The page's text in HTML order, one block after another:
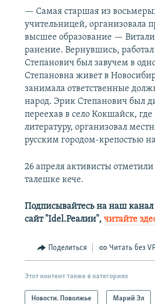
— Самая старшая из
учительницей, организовала
высшее образование —
ранение. Вернувшись,
Степанович был завучем в
Степановна живет в
занимала ответственные
народ. Эрик Степанович был
переехав в село Кокшайск,
литературу, организовал
русским городом-крепостью
26 апреля активисты
талешке кече.
Подписывайтесь на наш
сайт "Idel.Реалии",читайте
Поделиться Читать без
Этот контент также в категориях
Новости. Поволжье Марий Эл